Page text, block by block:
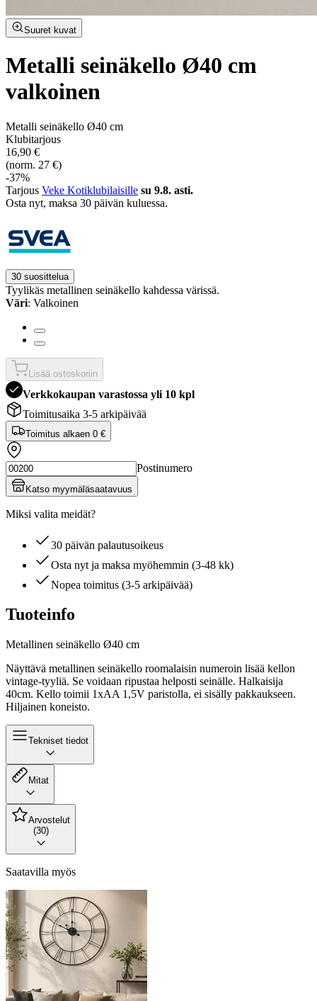
Suuret kuvat
Metalli seinäkello Ø40 cm
valkoinen
Metalli seinäkello Ø40 cm
Klubitarjous
16,90 €
(norm. 27 €)
-37%
Tarjous Veke Kotiklubilaisille su 9.8. asti.
Osta nyt, ­maksa 30 päivän kuluessa.
30 suosittelua
Tyylikäs metallinen seinäkello kahdessa värissä.
Väri: Valkoinen
Lisää ostoskoriin
Verkkokaupan varastossa yli 10 kpl
Toimitusaika 3-5 arkipäivää
Toimitus alkaen 0 €
Postinumero
Katso myymäläsaatavuus
Miksi valita meidät?
30 päivän palautusoikeus
Osta nyt ja maksa myöhemmin (3-48 kk)
Nopea toimitus (3-5 arkipäivää)
Tuoteinfo
Metallinen seinäkello Ø40 cm
Näyttävä metallinen seinäkello roomalaisin numeroin lisää kellon
vintage-tyyliä. Se voidaan ripustaa helposti seinälle. Halkaisija
40cm. Kello toimii 1xAA 1,5V paristolla, ei sisälly pakkaukseen.
Hiljainen koneisto.
Tekniset tiedot
Mitat
Arvostelut
(30)
Saatavilla myös